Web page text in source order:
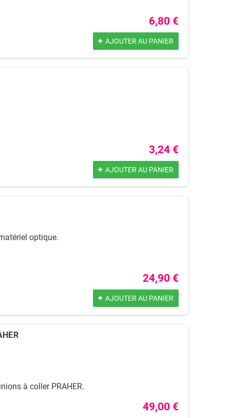
6,80 €
AJOUTER AU PANIER
3,24 €
AJOUTER AU PANIER
optique.
24,90 €
AJOUTER AU PANIER
à coller PRAHER.
49,00 €